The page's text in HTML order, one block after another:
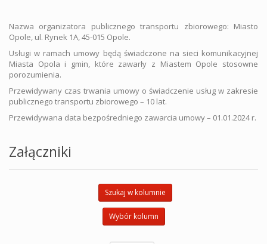
Nazwa organizatora publicznego transportu zbiorowego: Miasto
Opole, ul. Rynek 1A, 45-015 Opole.
Usługi w ramach umowy będą świadczone na sieci komunikacyjnej
Miasta Opola i gmin, które zawarły z Miastem Opole stosowne
porozumienia.
Przewidywany czas trwania umowy o świadczenie usług w zakresie
publicznego transportu zbiorowego – 10 lat.
Przewidywana data bezpośredniego zawarcia umowy – 01.01.2024 r.
Załączniki
Szukaj w kolumnie
Wybór kolumn